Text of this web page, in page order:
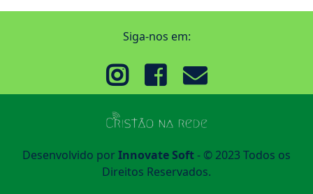
Siga-nos em:
Desenvolvido porInnovate Soft- © 2023 Todos os
Direitos Reservados.